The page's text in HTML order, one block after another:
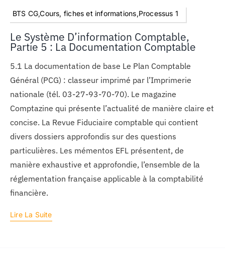
BTS CG,Cours, fiches et informations,Processus 1
Le Système D’information Comptable,
Partie 5 : La Documentation Comptable
5.1 La documentation de base Le Plan Comptable
Général (PCG) : classeur imprimé par l’Imprimerie
nationale (tél. 03-27-93-70-70). Le magazine
Comptazine qui présente l’actualité de manière claire et
concise. La Revue Fiduciaire comptable qui contient
divers dossiers approfondis sur des questions
particulières. Les mémentos EFL présentent, de
manière exhaustive et approfondie, l’ensemble de la
réglementation française applicable à la comptabilité
financière.
Lire La Suite